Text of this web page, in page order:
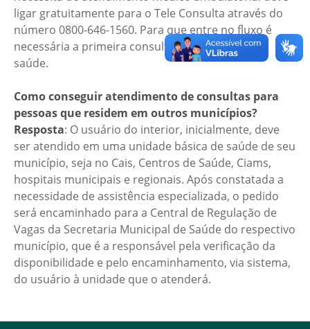
ligar gratuitamente para o Tele Consulta através do
número 0800-646-1560. Para que entre no fluxo é
necessária a primeira consulta na rede básica de
saúde.
Como conseguir atendimento de consultas para
pessoas que residem em outros municípios?
Resposta: O usuário do interior, inicialmente, deve
ser atendido em uma unidade básica de saúde de seu
município, seja no Cais, Centros de Saúde, Ciams,
hospitais municipais e regionais. Após constatada a
necessidade de assistência especializada, o pedido
será encaminhado para a Central de Regulação de
Vagas da Secretaria Municipal de Saúde do respectivo
município, que é a responsável pela verificação da
disponibilidade e pelo encaminhamento, via sistema,
do usuário à unidade que o atenderá.